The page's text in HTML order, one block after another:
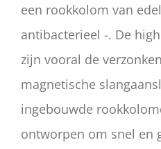
een rookkolom van
antibacterieel -. De
zijn vooral de
magnetische
ingebouwde
ontworpen om snel en